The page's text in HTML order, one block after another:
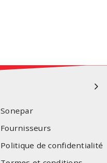
Sonepar
Fournisseurs
Politique de confidentialité